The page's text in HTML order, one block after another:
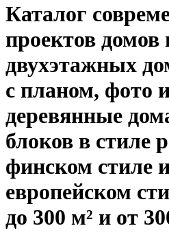
Каталог
проектов
двухэтажных
с планом, фото
деревянные
блоков в стиле
финском стиле
европейском
до 300 м² и от